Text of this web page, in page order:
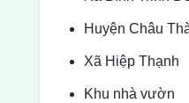
Huyện Châu
Xã Hiệp Thạnh
Khu nhà vườn